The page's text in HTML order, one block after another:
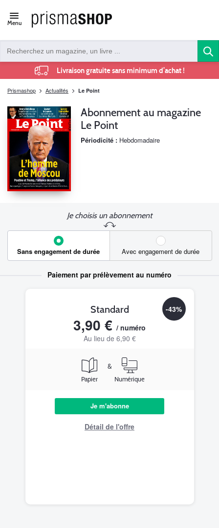
Open/close
navigation
Menu
Livraison gratuite sans minimum d’achat !
Prismashop Actualités Le Point
Abonnement au magazine
Le Point
Périodicité : Hebdomadaire
Je choisis un abonnement
Sans engagement de durée Avec engagement de durée
Paiement par prélèvement au numéro
-43%
Standard
3,90 € / numéro
Au lieu de 6,90 €
Papier
&
Numérique
Je m'abonne
Détail de l'offre